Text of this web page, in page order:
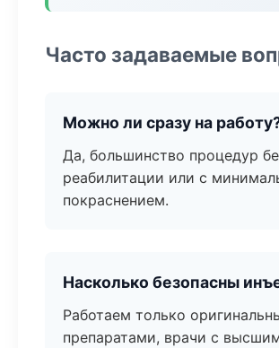
Часто задаваемые
Можно ли сразу на
Да, большинство процедур
реабилитации или с
покраснением.
Насколько безопасны
Работаем только
препаратами, врачи с